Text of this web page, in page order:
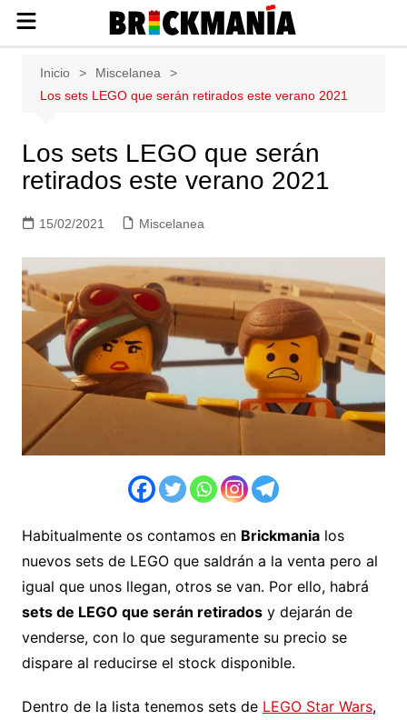
sobre las construcciones LEGO: Star
Wars, Harry Potter, City, Friends, Technic,
Inicio
Miscelanea
Los sets LEGO que serán retirados este verano 2021
Los sets LEGO que serán
retirados este verano 2021
15/02/2021 Miscelanea
Habitualmente os contamos en Brickmanialos
nuevos sets de LEGO que saldrán a la venta pero al
igual que unos llegan, otros se van. Por ello, habrá
sets de LEGO que serán retiradosy dejarán de
venderse, con lo que seguramente su precio se
dispare al reducirse el stock disponible.
Dentro de la lista tenemos sets de LEGO Star Wars,